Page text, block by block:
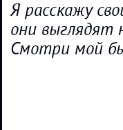
Я расскажу
они выглядят
Смотри мой